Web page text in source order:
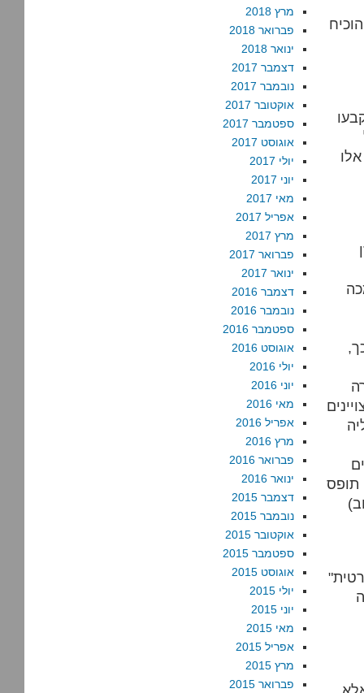
תופס
מרץ 2018
פברואר 2018
ינואר 2018
דצמבר 2017
נובמבר 2017
אוקטובר 2017
ספטמבר 2017
אוגוסט 2017
יולי 2017
יוני 2017
מאי 2017
אפריל 2017
מרץ 2017
פברואר 2017
ינואר 2017
דצמבר 2016
נובמבר 2016
ספטמבר 2016
אוגוסט 2016
יולי 2016
יוני 2016
מאי 2016
אפריל 2016
מרץ 2016
פברואר 2016
ינואר 2016
דצמבר 2015
נובמבר 2015
אוקטובר 2015
ספטמבר 2015
אוגוסט 2015
יולי 2015
יוני 2015
מאי 2015
אפריל 2015
מרץ 2015
פברואר 2015